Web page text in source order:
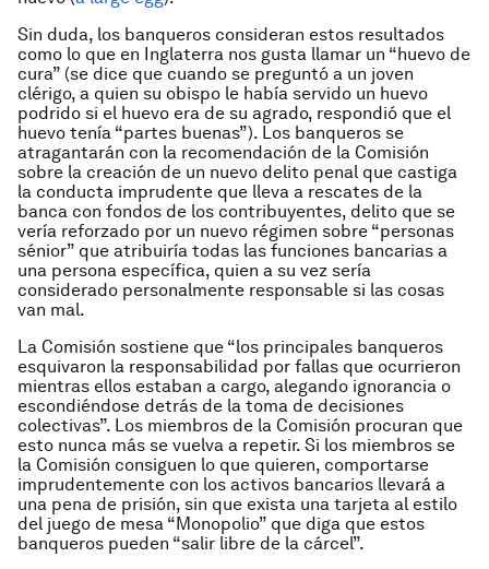
Sin duda, los banqueros consideran estos resultados
como lo que en Inglaterra nos gusta llamar un “huevo de
cura” (se dice que cuando se preguntó a un joven
clérigo, a quien su obispo le había servido un huevo
podrido si el huevo era de su agrado, respondió que el
huevo tenía “partes buenas”). Los banqueros se
atragantarán con la recomendación de la Comisión
sobre la creación de un nuevo delito penal que castiga
la conducta imprudente que lleva a rescates de la
banca con fondos de los contribuyentes, delito que se
vería reforzado por un nuevo régimen sobre “personas
sénior” que atribuiría todas las funciones bancarias a
una persona específica, quien a su vez sería
considerado personalmente responsable si las cosas
van mal.
La Comisión sostiene que “los principales banqueros
esquivaron la responsabilidad por fallas que ocurrieron
mientras ellos estaban a cargo, alegando ignorancia o
escondiéndose detrás de la toma de decisiones
colectivas”. Los miembros de la Comisión procuran que
esto nunca más se vuelva a repetir. Si los miembros se
la Comisión consiguen lo que quieren, comportarse
imprudentemente con los activos bancarios llevará a
una pena de prisión, sin que exista una tarjeta al estilo
del juego de mesa “Monopolio” que diga que estos
banqueros pueden “salir libre de la cárcel”.